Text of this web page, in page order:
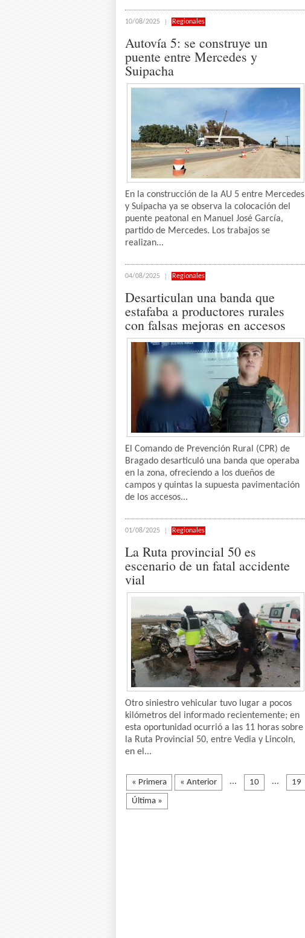
10/08/2025 Regionales
Autovía 5: se construye un
puente entre Mercedes y
Suipacha
En la construcción de la AU 5 entre Mercedes
y Suipacha ya se observa la colocación del
puente peatonal en Manuel José García,
partido de Mercedes. Los trabajos se
realizan...
04/08/2025 Regionales
Desarticulan una banda que
estafaba a productores rurales
con falsas mejoras en accesos
El Comando de Prevención Rural (CPR) de
Bragado desarticuló una banda que operaba
en la zona, ofreciendo a los dueños de
campos y quintas la supuesta pavimentación
de los accesos...
01/08/2025 Regionales
La Ruta provincial 50 es
escenario de un fatal accidente
vial
Otro siniestro vehicular tuvo lugar a pocos
kilómetros del informado recientemente; en
esta oportunidad ocurrió a las 11 horas sobre
la Ruta Provincial 50, entre Vedia y Lincoln,
en el...
« Primera « Anterior ... 10 ... 19
Última »